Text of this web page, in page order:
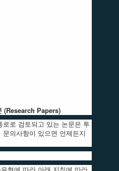
(Research Papers)
로 검토되고 있는 논문은 투
의사항이 있으면 언제든지